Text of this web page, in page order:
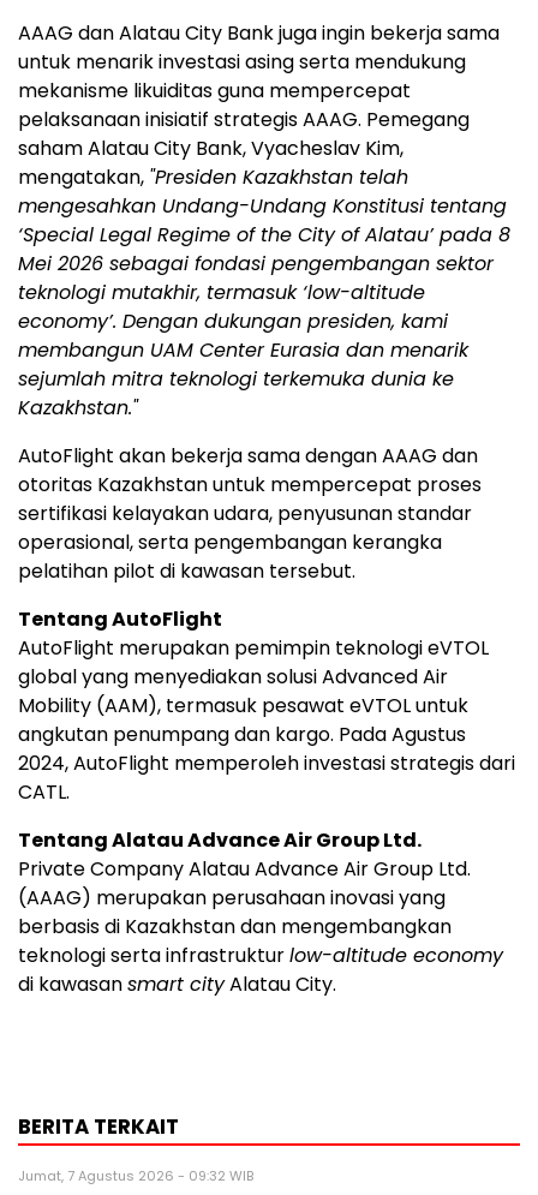
AAAG dan Alatau City Bank juga ingin bekerja sama
untuk menarik investasi asing serta mendukung
mekanisme likuiditas guna mempercepat
pelaksanaan inisiatif strategis AAAG. Pemegang
saham Alatau City Bank, Vyacheslav Kim,
mengatakan, "Presiden Kazakhstan telah
mengesahkan Undang-Undang Konstitusi tentang
‘Special Legal Regime of the City of Alatau’ pada 8
Mei 2026 sebagai fondasi pengembangan sektor
teknologi mutakhir, termasuk ‘low-altitude
economy’. Dengan dukungan presiden, kami
membangun UAM Center Eurasia dan menarik
sejumlah mitra teknologi terkemuka dunia ke
Kazakhstan."
AutoFlight akan bekerja sama dengan AAAG dan
otoritas Kazakhstan untuk mempercepat proses
sertifikasi kelayakan udara, penyusunan standar
operasional, serta pengembangan kerangka
pelatihan pilot di kawasan tersebut.
Tentang AutoFlight
AutoFlight merupakan pemimpin teknologi eVTOL
global yang menyediakan solusi Advanced Air
Mobility (AAM), termasuk pesawat eVTOL untuk
angkutan penumpang dan kargo. Pada Agustus
2024, AutoFlight memperoleh investasi strategis dari
CATL.
Tentang Alatau Advance Air Group Ltd.
Private Company Alatau Advance Air Group Ltd.
(AAAG) merupakan perusahaan inovasi yang
berbasis di Kazakhstan dan mengembangkan
teknologi serta infrastrukturlow-altitude economy
di kawasansmart cityAlatau City.
BERITA TERKAIT
Jumat, 7 Agustus 2026 - 09:32 WIB